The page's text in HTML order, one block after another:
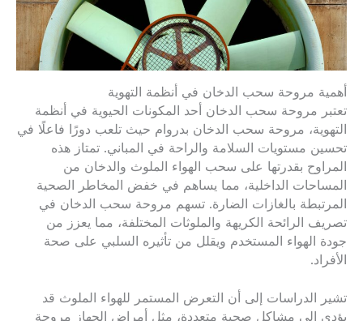
أهمية مروحة سحب الدخان في أنظمة التهوية
تعتبر مروحة سحب الدخان أحد المكونات الحيوية في أنظمة
التهوية، مروحة سحب الدخان بدروام حيث تلعب دورًا فاعلًا في
تحسين مستويات السلامة والراحة في المباني. تمتاز هذه
المراوح بقدرتها على سحب الهواء الملوث والدخان من
المساحات الداخلية، مما يساهم في خفض المخاطر الصحية
المرتبطة بالغازات الضارة. تسهم مروحة سحب الدخان في
تصريف الرائحة الكريهة والملوثات المختلفة، مما يعزز من
جودة الهواء المستخدم ويقلل من تأثيره السلبي على صحة
الأفراد.
تشير الدراسات إلى أن التعرض المستمر للهواء الملوث قد
يؤدي إلى مشاكل صحية متعددة، مثل أمراض الجهاز مروحة